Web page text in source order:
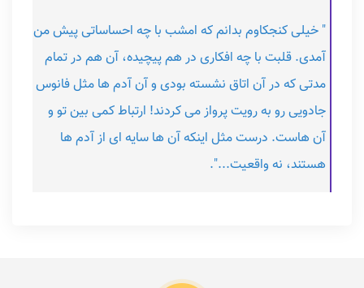
" خیلی کنجکاوم بدانم که امشب با چه احساساتی پیش من
آمدی. قلبت با چه افکاری در هم پیچیده، آن هم در تمام
مدتی که در آن اتاق نشسته بودی و آن آدم ها مثل فانوس
جادویی رو به رویت پرواز می کردند! ارتباط کمی بین تو و
آن هاست. درست مثل اینکه آن ها سایه ای از آدم ها
هستند، نه واقعیت...".